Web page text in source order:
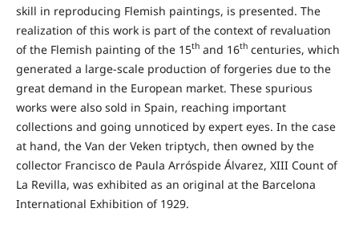
skill in reproducing Flemish paintings, is presented. The
realization of this work is part of the context of revaluation
of the Flemish painting of the 15thand 16thcenturies, which
generated a large-scale production of forgeries due to the
great demand in the European market. These spurious
works were also sold in Spain, reaching important
collections and going unnoticed by expert eyes. In the case
at hand, the Van der Veken triptych, then owned by the
collector Francisco de Paula Arróspide Álvarez, XIII Count of
La Revilla, was exhibited as an original at the Barcelona
International Exhibition of 1929.